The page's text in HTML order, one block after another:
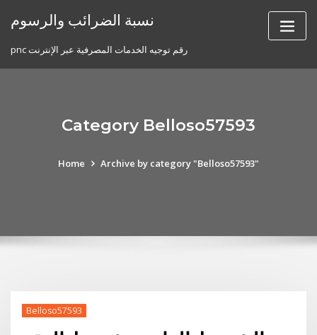
نسبة الضرائب والرسوم
pnc رقم توجيه الخدمات المصرفية عبر الإنترنت
Category Belloso57593
Home Archive by category "Belloso57593"
Belloso57593